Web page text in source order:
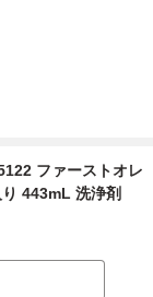
ファーストオレ
443mL 洗浄剤